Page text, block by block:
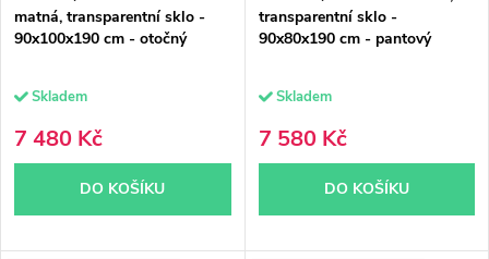
matná, transparentní sklo -
90x100x190 cm - otočný
Skladem
7 480 Kč
DO KOŠÍKU
transparentní sklo -
90x80x190 cm - pantový
Skladem
7 580 Kč
DO KOŠÍKU